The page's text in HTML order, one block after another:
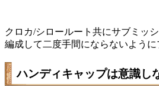
クロカ/シロールート共にサブミッ
編成して二度手間にならないように
ハンディキャップは意識し